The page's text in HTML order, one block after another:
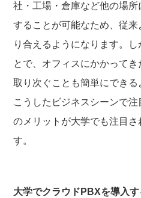
社・工場・倉庫など他の場
することが可能なため、従
り合えるようになります。
とで、オフィスにかかって
取り次ぐことも簡単にできる
こうしたビジネスシーンで
のメリットが大学でも注目
す。
大学でクラウドPBXを導入